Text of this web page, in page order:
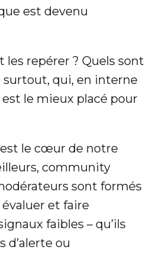
est devenu
les repérer ? Quels sont
surtout, qui, en interne
le mieux placé pour
le cœur de notre
community
sont formés
et faire
faibles – qu’ils
d’alerte ou